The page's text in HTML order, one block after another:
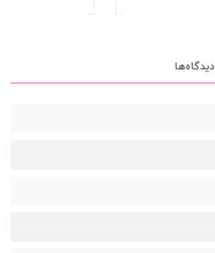
دیدگاه‌ها